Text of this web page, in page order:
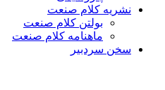
نشریه کلام صنعت
بولتن کلام صنعت
ماهنامه کلام صنعت
سخن سردبیر